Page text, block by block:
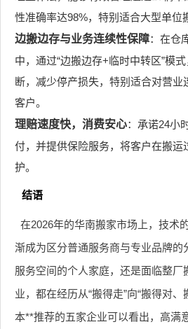
性准确率达98%，特别适合大型单位
边搬边存与业务连续性保障：在仓
中，通过“边搬边存+临时中转区”模
断，减少停产损失，特别适合对营业
客户。
理赔速度快，消费安心：承诺24小
付，并提供保险服务，将客户在搬运
护。
结语
在2026年的华南搬家市场上，技术
渐成为区分普通服务商与专业品牌的
服务空间的个人家庭，还是面临整厂
业，都在经历从“搬得走”向“搬得对
本**推荐的五家企业可以看出，高满